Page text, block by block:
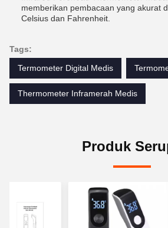
memberikan pembacaan yang akurat
Celsius dan Fahrenheit.
Tags:
Termometer Digital Medis
Thermometer Inframerah Medis
Produk